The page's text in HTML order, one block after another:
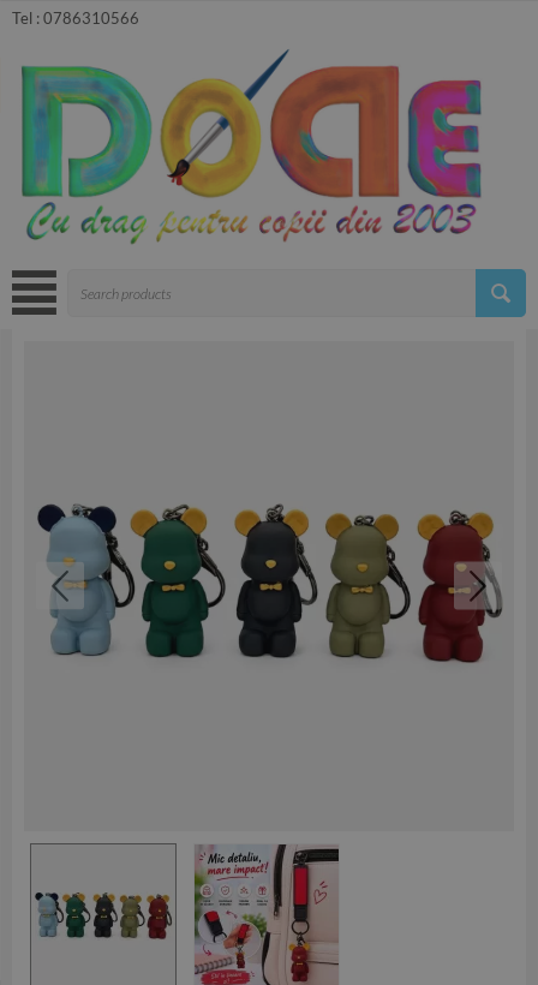
Tel :0786310566